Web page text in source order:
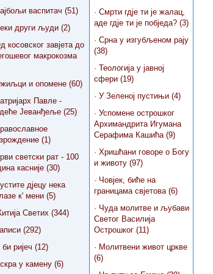
васпитач (51)
други људи (2)
косовског завјета до
макрокозма
и опомене (60)
Павле -
Јеванђеље (25)
(1)
светски рат - 100
касније (30)
дјецу нека
к' мени (5)
Светих (344)
(292)
би ријеч (12)
у камену (6)
· Смрти гдје ти је жалац,
аде гдје ти је побједа? (3)
· Срна у изгубљеном рају
(38)
· Теологија у јавној
сфери (19)
· У Зеленој пустињи (4)
· Успомене острошког
Архимандрита Игумана
Серафима Кашића (9)
· Хришћани говоре о Богу
и животу (97)
· Човјек, биће на
границама свјетова (6)
· Чуда молитве и љубави
Светог Василија
Острошког (11)
· Молитвени живот цркве
(6)